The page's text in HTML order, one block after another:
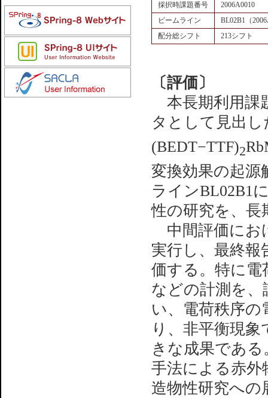
採択時課題番号
2006A0010
ビームライン
BL02B1（
配分総シフト
213シフト
〔評価〕
本長期利用課
タとして見出し
(BEDT−TTF)2
変換効果の起源
ラインBL02B1
性の研究を、長
中間評価にお
実行し、最終
価する。特に電
などの計測を
い、電荷秩序
り、非平衡現
きな成果であ
手法による赤外
造物性研究への